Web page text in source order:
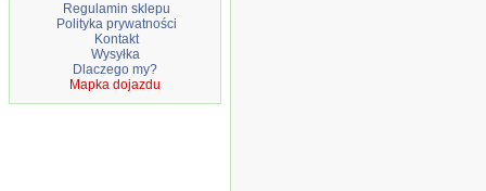
Regulamin sklepu
Polityka prywatności
Kontakt
Wysyłka
Dlaczego my?
Mapka dojazdu